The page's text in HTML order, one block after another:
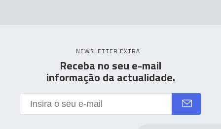
NEWSLETTER EXTRA
Receba no seu e-mail
informação da actualidade.